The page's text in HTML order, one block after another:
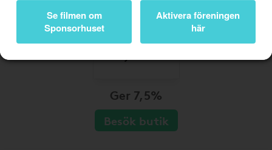
Se filmen om
Sponsorhuset
Aktivera föreningen
här
Ger 7,5%
Besök butik